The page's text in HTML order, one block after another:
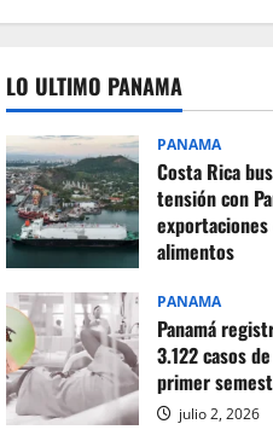
LO ULTIMO PANAMA
PANAMA
Costa Rica
tensión con
alimentos
PANAMA
Panamá
3.122 casos
primer
julio 2, 2026